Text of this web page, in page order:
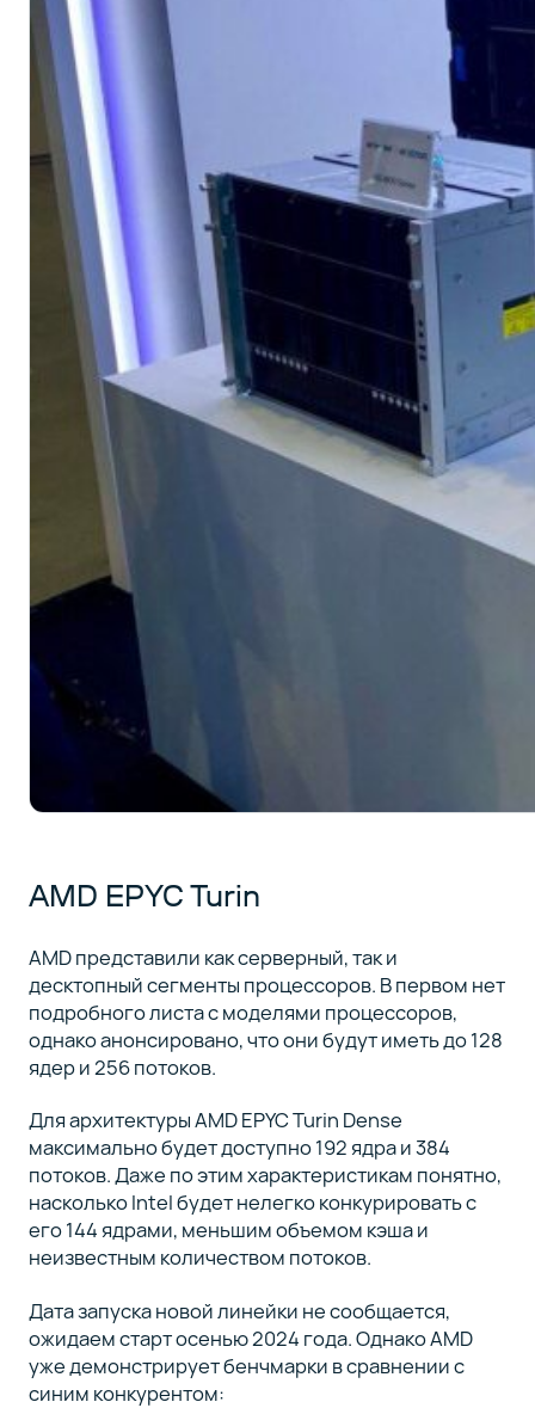
AMD EPYC Turin
AMD представили как серверный, так и
десктопный сегменты процессоров. В первом нет
подробного листа с моделями процессоров,
однако анонсировано, что они будут иметь до 128
ядер и 256 потоков.
Для архитектуры AMD EPYC Turin Dense
максимально будет доступно 192 ядра и 384
потоков. Даже по этим характеристикам понятно,
насколько Intel будет нелегко конкурировать с
его 144 ядрами, меньшим объемом кэша и
неизвестным количеством потоков.
Дата запуска новой линейки не сообщается,
ожидаем старт осенью 2024 года. Однако AMD
уже демонстрирует бенчмарки в сравнении с
синим конкурентом: